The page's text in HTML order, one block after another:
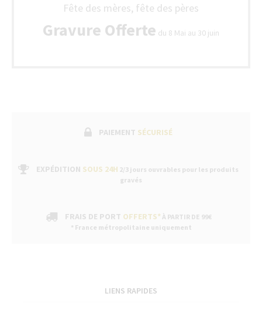
Fête des mères, fête des pères
Gravure Offerte du 8 Mai au 30 juin
PAIEMENT SÉCURISÉ
EXPÉDITION SOUS 24H 2/3 jours ouvrables pour les produits
gravés
FRAIS DE PORT OFFERTS* À PARTIR DE 99€
* France métropolitaine uniquement
LIENS RAPIDES